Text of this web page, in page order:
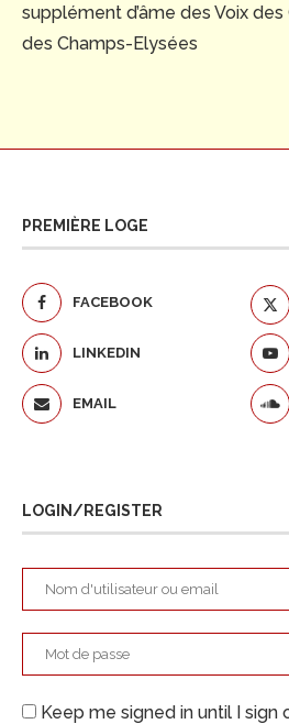
supplément d’âme des Voix
des Champs-Elysées
PREMIÈRE LOGE
FACEBOOK
LINKEDIN
EMAIL
LOGIN/REGISTER
Keep me signed in until I sign